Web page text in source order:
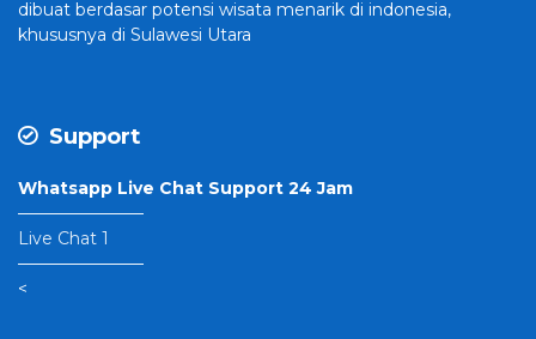
dibuat berdasar potensi wisata menarik di indonesia,
khususnya di Sulawesi Utara
Support
Whatsapp Live Chat Support 24 Jam
———————–
Live Chat 1
———————–
<